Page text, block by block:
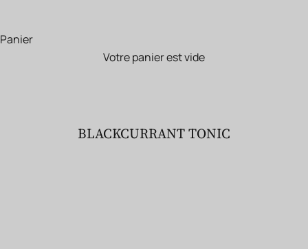
Panier
Votre panier est vide
BLACKCURRANT TONIC